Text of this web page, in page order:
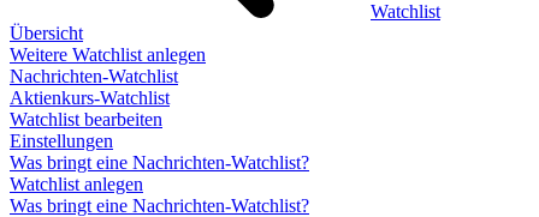
Watchlist
Übersicht
Weitere Watchlist anlegen
Nachrichten-Watchlist
Aktienkurs-Watchlist
Watchlist bearbeiten
Einstellungen
Was bringt eine Nachrichten-Watchlist?
Watchlist anlegen
Was bringt eine Nachrichten-Watchlist?